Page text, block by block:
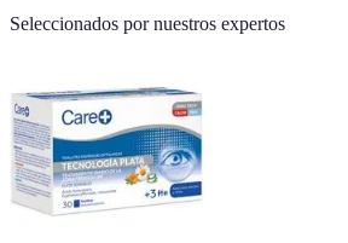
Seleccionados por nuestros expertos